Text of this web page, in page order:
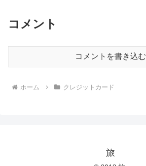
コメント
コメントを書き込む
ホーム クレジットカード
旅